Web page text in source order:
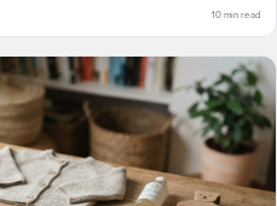
10 min read